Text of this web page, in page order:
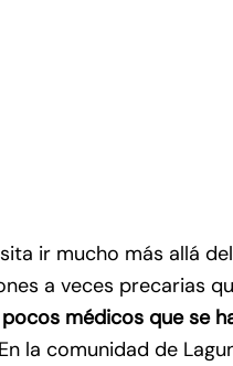
ir mucho más allá del
a veces precarias
médicos que se
la comunidad de